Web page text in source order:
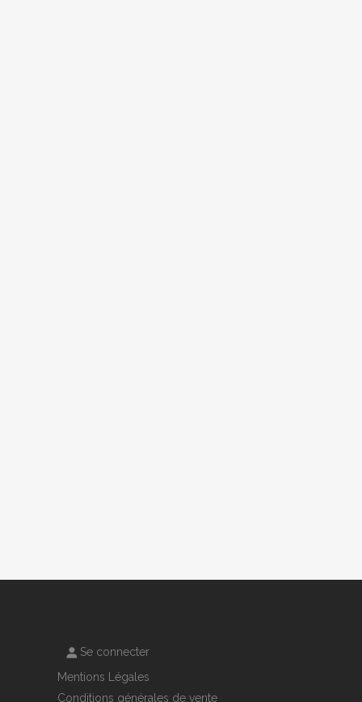
Se connecter
Mentions Légales
Conditions générales de vente